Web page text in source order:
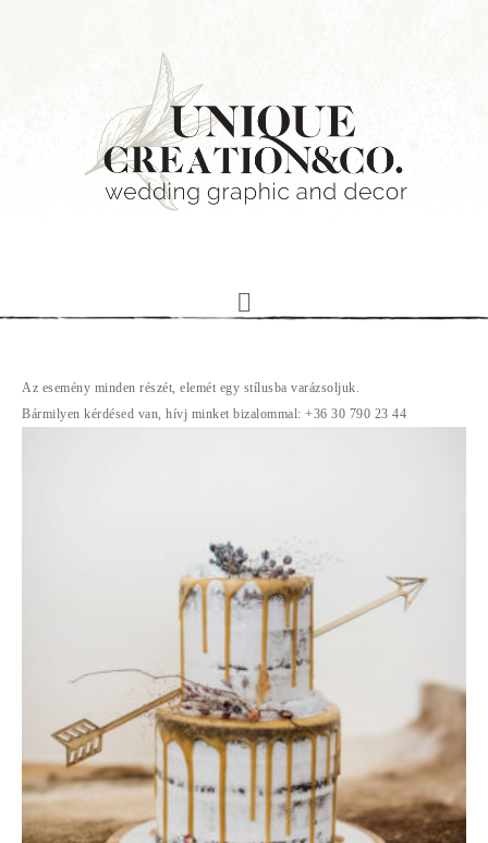
Az esemény minden részét, elemét egy stílusba varázsoljuk.
Bármilyen kérdésed van, hívj minket bizalommal: +36 30 790 23 44